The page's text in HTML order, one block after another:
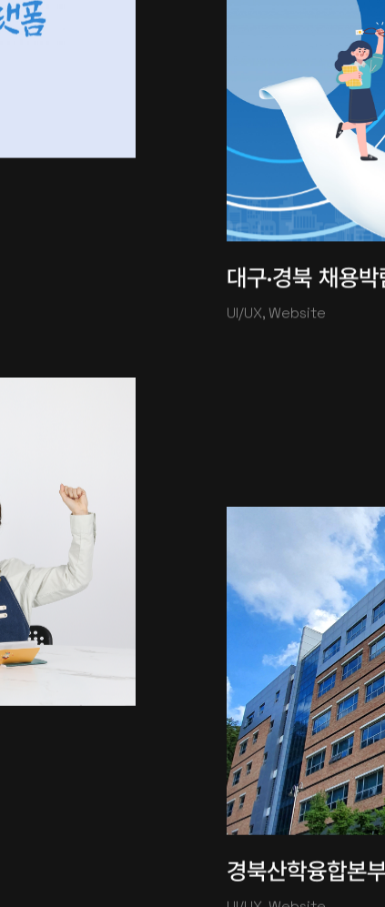
대구·경북 채용
UI/UX, Website
경북산학융합본